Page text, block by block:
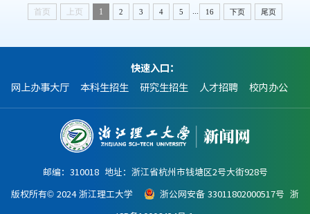
首页 上页 1 2 3 4 5 ... 16 下页 尾页
快速入口：
网上办事大厅
本科生招生 研究生招生 人才招聘 校内办公
邮编：310018 地址：浙江省杭州市钱塘区2号大街928号
版权所有© 2024 浙江理工大学
浙公网安备 33011802000517号 浙